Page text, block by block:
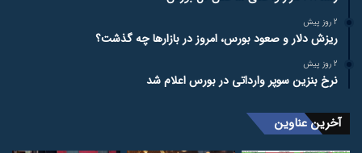
2 روز پیش
ریزش دلار و صعود بورس، امروز در بازارها چه گذشت؟
2 روز پیش
نرخ بنزین سوپر وارداتی در بورس اعلام شد
آخرین عناوین